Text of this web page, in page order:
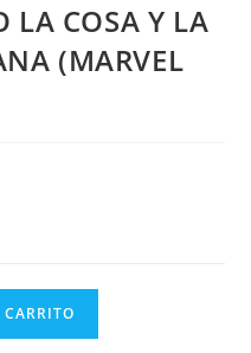
LA COSA Y LA
(MARVEL